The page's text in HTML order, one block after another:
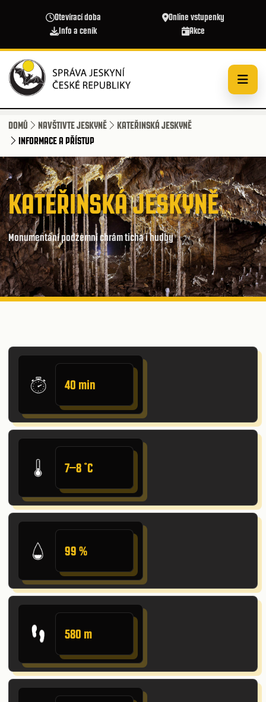
Otevírací doba
Online vstupenky
Info a ceník
Akce
DOMŮ NAVŠTIVTE JESKYNĚ
KATEŘINSKÁ JESKYNĚ
INFORMACE A PŘÍSTUP
KATEŘINSKÁ JESKYNĚ
Monumentání podzemní chrám ticha i hudby
40 min
7–8 ˚C
99 %
580 m